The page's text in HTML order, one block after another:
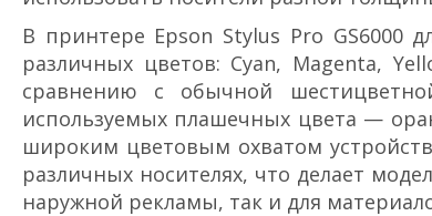
В принтере Epson Stylus Pro GS6000
различных цветов: Cyan, Magenta,
сравнению с обычной
используемых плашечных цвета —
широким цветовым охватом
различных носителях, что делает
наружной рекламы, так и для